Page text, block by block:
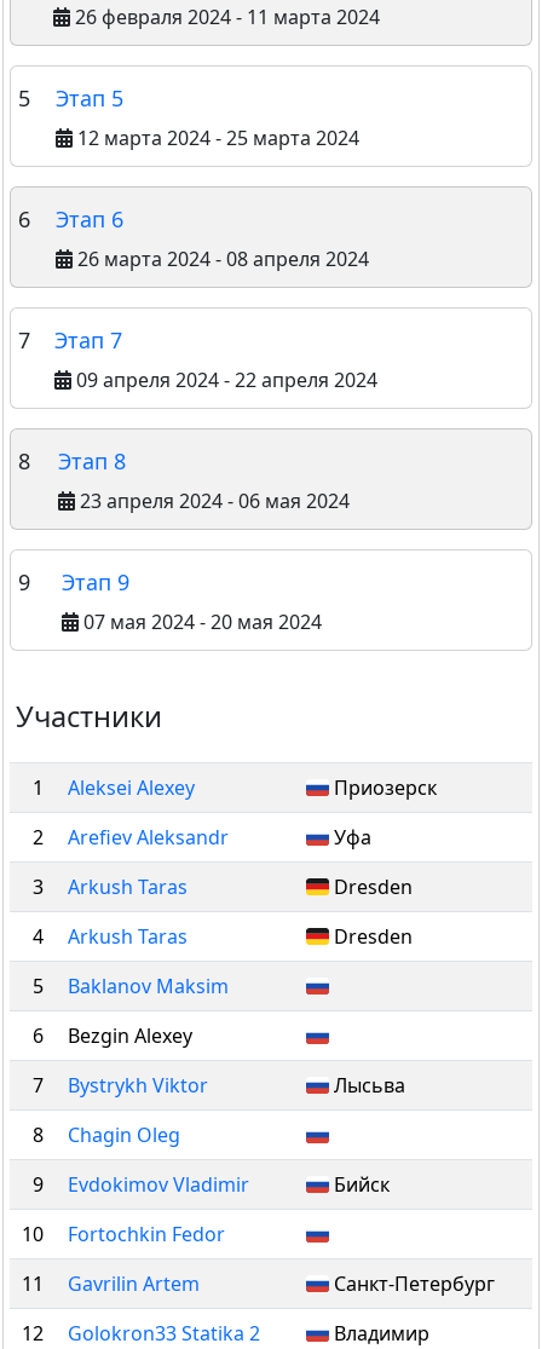
26 февраля 2024 - 11 марта 2024
5 Этап 5
12 марта 2024 - 25 марта 2024
6 Этап 6
26 марта 2024 - 08 апреля 2024
7 Этап 7
09 апреля 2024 - 22 апреля 2024
8 Этап 8
23 апреля 2024 - 06 мая 2024
9 Этап 9
07 мая 2024 - 20 мая 2024
Участники
1 Aleksei Alexey
Приозерск
2
Arefiev Aleksandr
Уфа
3
Arkush Taras
Dresden
4
Arkush Taras
Dresden
5
Baklanov Maksim
6
Bezgin Alexey
7
Bystrykh Viktor
Лысьва
8
Chagin Oleg
9
Evdokimov Vladimir
Бийск
10
Fortochkin Fedor
11
Gavrilin Artem
Санкт-Петербург
12
Golokron33 Statika 2
Владимир